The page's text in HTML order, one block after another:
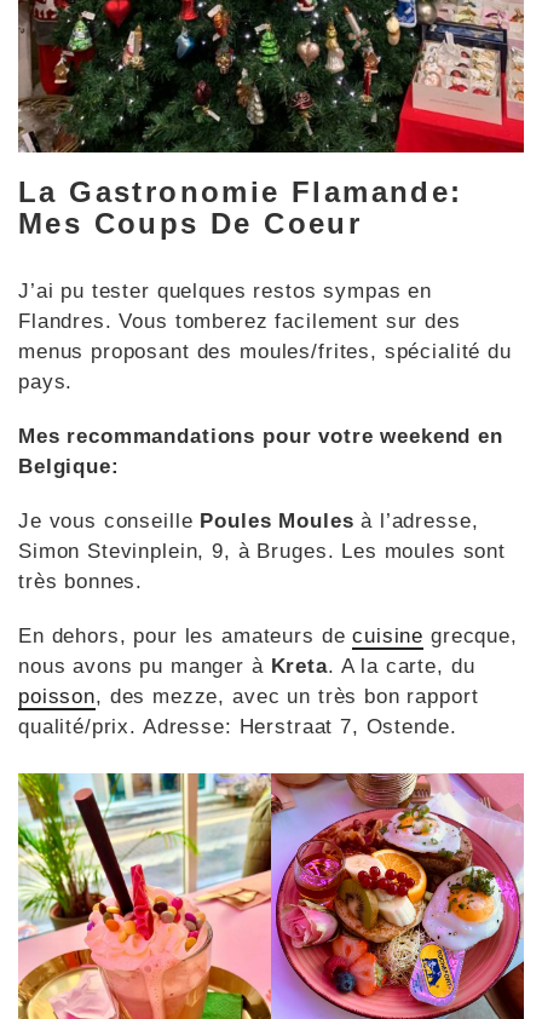
La Gastronomie Flamande:
Mes Coups De Coeur
J’ai pu tester quelques restos sympas en
Flandres. Vous tomberez facilement sur des
menus proposant des moules/frites, spécialité du
pays.
Mes recommandations pour votre weekend en
Belgique:
Je vous conseille Poules Moules à l’adresse,
Simon Stevinplein, 9, à Bruges. Les moules sont
très bonnes.
En dehors, pour les amateurs decuisine grecque,
nous avons pu manger à Kreta. A la carte, du
poisson, des mezze, avec un très bon rapport
qualité/prix. Adresse: Herstraat 7, Ostende.